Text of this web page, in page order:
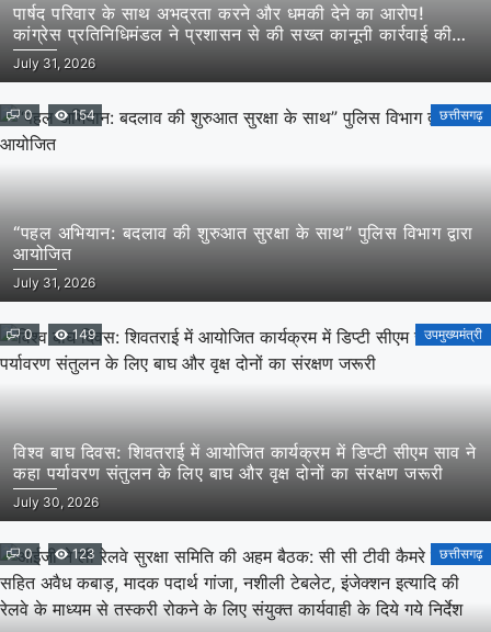
पार्षद परिवार के साथ अभद्रता करने और धमकी देने का आरोप!
कांग्रेस प्रतिनिधिमंडल ने प्रशासन से की सख्त कानूनी कार्रवाई की
मांग
July 31, 2026
0 154 छत्तीसगढ़
“पहल अभियान: बदलाव की शुरुआत सुरक्षा के साथ” पुलिस विभाग द्वारा
आयोजित
July 31, 2026
0 149 उपमुख्यमंत्री
विश्व बाघ दिवस: शिवतराई में आयोजित कार्यक्रम में डिप्टी सीएम साव ने
कहा पर्यावरण संतुलन के लिए बाघ और वृक्ष दोनों का संरक्षण जरूरी
July 30, 2026
0 123 छत्तीसगढ़